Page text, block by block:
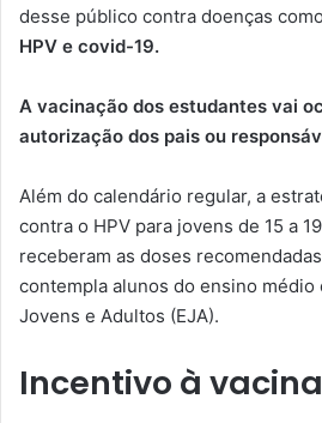
desse público contra doenças como
HPV e covid-19.
A vacinação dos estudantes vai
autorização dos pais ou
Além do calendário regular, a
contra o HPV para jovens de 15 a
receberam as doses
contempla alunos do ensino médio
Jovens e Adultos (EJA).
Incentivo à